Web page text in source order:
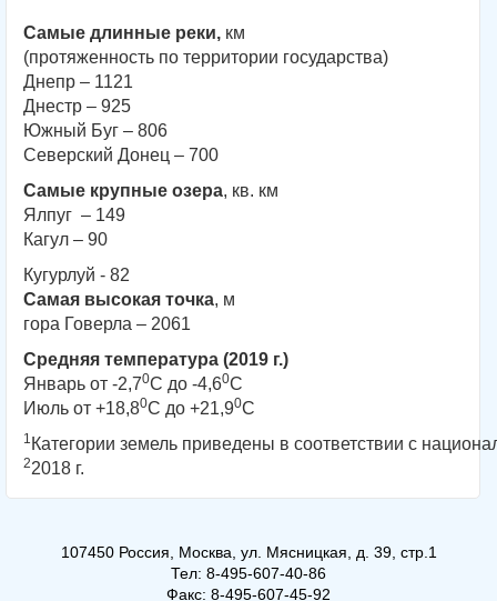
Самые длинные реки, км
(протяженность по территории государства)
Днепр – 1121
Днестр – 925
Южный Буг – 806
Северский Донец – 700
Самые крупные озера, кв. км
Ялпуг – 149
Кагул – 90
Кугурлуй - 82
Самая высокая точка, м
гора Говерла – 2061
Средняя температура (2019 г.)
Январь от -2,70C до -4,60C
Июль от +18,80C до +21,90C
1 Категории земель приведены в соответствии с
22018 г.
107450 Россия, Москва, ул. Мясницкая, д. 39, стр.1
Тел: 8-495-607-40-86
Факс: 8-495-607-45-92